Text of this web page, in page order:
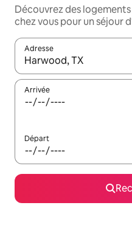
Découvrez des
chez vous pour un séjour
Adresse
Lorsque les résultats
Arrivée
Départ